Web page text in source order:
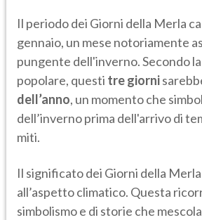
Il periodo dei Giorni della Merla
gennaio, un mese notoriamente
pungente dell'inverno. Secondo
popolare, questi tre giorni
dell’anno, un momento che
dell’inverno prima dell'arrivo di
miti.
Il significato dei Giorni della
all’aspetto climatico. Questa
simbolismo e di storie che